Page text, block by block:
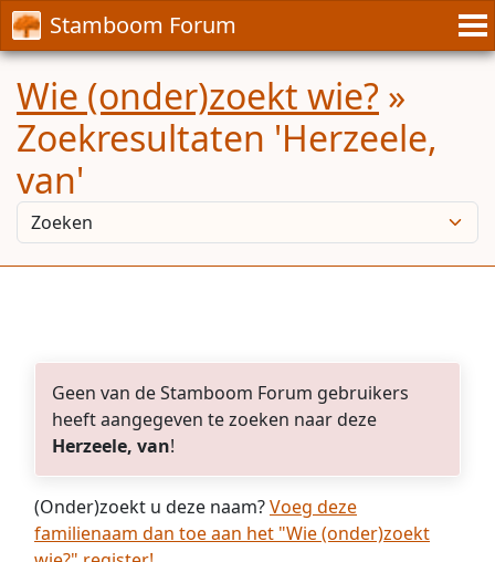
Stamboom Forum
Wie (onder)zoekt wie? »
Zoekresultaten 'Herzeele,
van'
Geen van de Stamboom Forum gebruikers
heeft aangegeven te zoeken naar deze
Herzeele, van!
(Onder)zoekt u deze naam?Voeg deze
familienaam dan toe aan het "Wie (onder)zoekt